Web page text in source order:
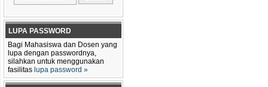
LUPA PASSWORD
Bagi Mahasiswa dan Dosen yang
lupa dengan passwordnya,
silahkan untuk menggunakan
fasilitas lupa password »